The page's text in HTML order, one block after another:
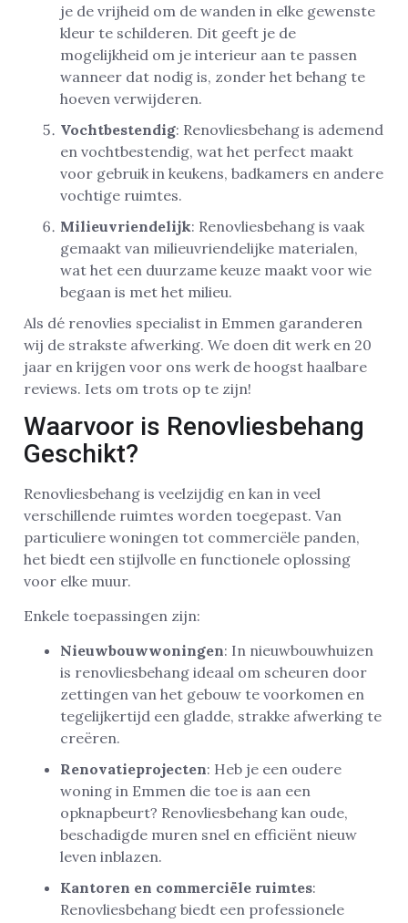
je de vrijheid om de wanden in elke gewenste
kleur te schilderen. Dit geeft je de
mogelijkheid om je interieur aan te passen
wanneer dat nodig is, zonder het behang te
hoeven verwijderen.
Vochtbestendig: Renovliesbehang is ademend
en vochtbestendig, wat het perfect maakt
voor gebruik in keukens, badkamers en andere
vochtige ruimtes.
Milieuvriendelijk: Renovliesbehang is vaak
gemaakt van milieuvriendelijke materialen,
wat het een duurzame keuze maakt voor wie
begaan is met het milieu.
Als dé renovlies specialist in Emmen garanderen
wij de strakste afwerking. We doen dit werk en 20
jaar en krijgen voor ons werk de hoogst haalbare
reviews. Iets om trots op te zijn!
Waarvoor is Renovliesbehang
Geschikt?
Renovliesbehang is veelzijdig en kan in veel
verschillende ruimtes worden toegepast. Van
particuliere woningen tot commerciële panden,
het biedt een stijlvolle en functionele oplossing
voor elke muur.
Enkele toepassingen zijn:
Nieuwbouwwoningen: In nieuwbouwhuizen
is renovliesbehang ideaal om scheuren door
zettingen van het gebouw te voorkomen en
tegelijkertijd een gladde, strakke afwerking te
creëren.
Renovatieprojecten: Heb je een oudere
woning in Emmen die toe is aan een
opknapbeurt? Renovliesbehang kan oude,
beschadigde muren snel en efficiënt nieuw
leven inblazen.
Kantoren en commerciële ruimtes:
Renovliesbehang biedt een professionele